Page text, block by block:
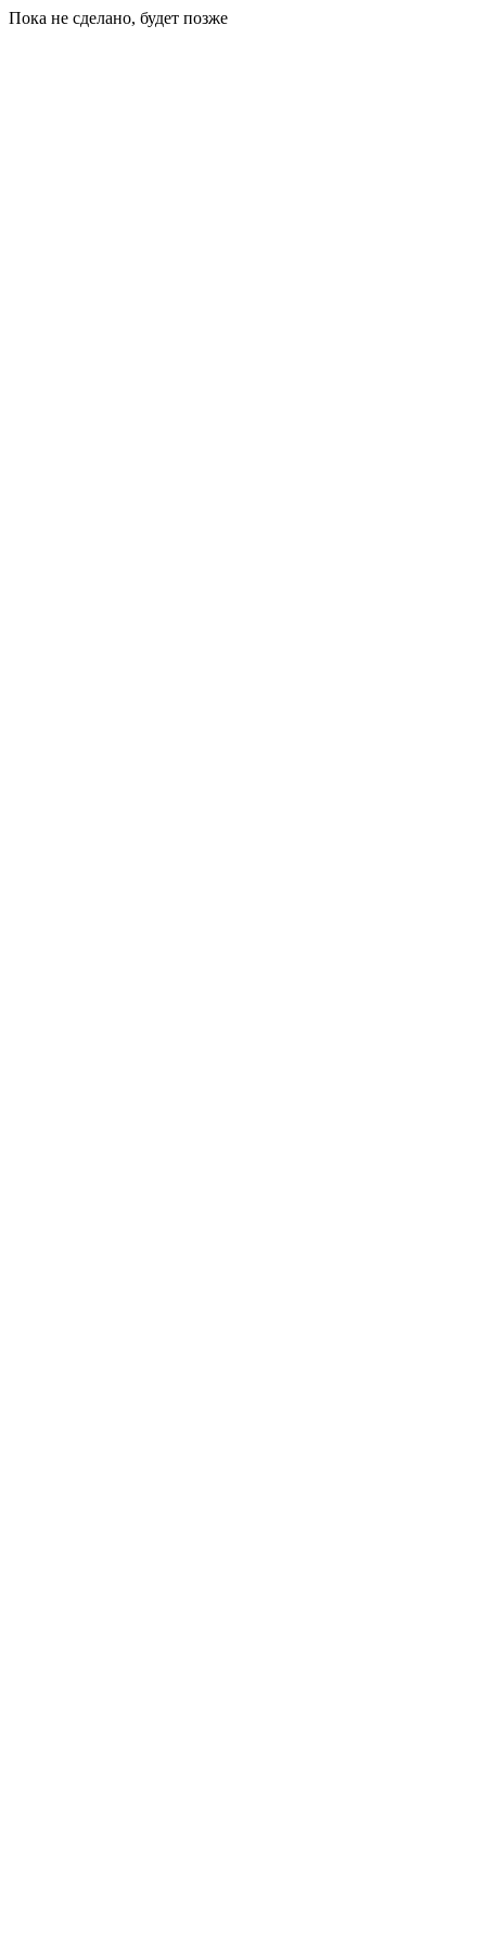
Пока не сделано, будет позже